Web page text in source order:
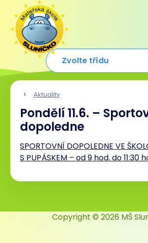
Aktuality
Pondělí 11.6. –
dopoledne
SPORTOVNÍ DOPOLEDNE VE
S PUPÁSKEM – od 9 hod. do 11:30
Copyright © 2026 MŠ